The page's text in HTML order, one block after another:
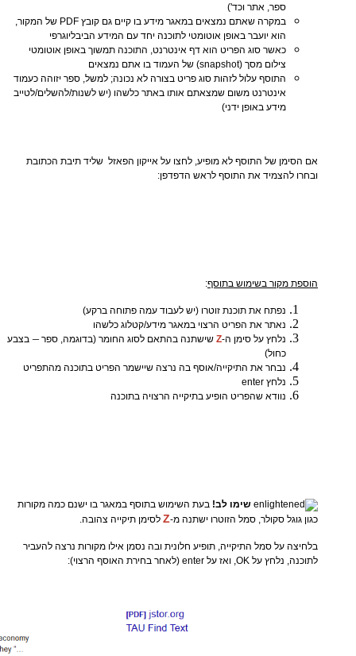
ספר, אתר וכד')
במקרה שאתם נמצאים במאגר מידע בו קיים גם קובץ PDF של המקור,
הוא יועבר באופן אוטומטי לתוכנה יחד עם המידע הביבליוגרפי
כאשר סוג הפריט הוא דף אינטרנט, התוכנה תמשוך באופן אוטומטי
צילום מסך (snapshot) של העמוד בו אתם נמצאים
התוסף עלול לזהות סוג פריט בצורה לא נכונה; למשל, ספר יזוהה כעמוד
אינטרנט משום שמצאתם אותו באתר כלשהו (יש לשנות/להשלים/לטייב
מידע באופן ידני)
אם הסימן של התוסף לא מופיע, לחצו על אייקון הפאזל שליד תיבת הכתובת
ובחרו להצמיד את התוסף לראש הדפדפן:
הוספת מקור בשימוש בתוסף:
נפתח את תוכנת זוטרו (יש לעבוד עמה פתוחה ברקע)
נאתר את הפריט הרצוי במאגר מידע/קטלוג כלשהו
נלחץ על סימן ה-Z שישתנה בהתאם לסוג החומר (בדוגמה, ספר – בצבע
כחול)
נבחר את התיקייה/אוסף בה נרצה שיישמר הפריט בתוכנה מהתפריט
נלחץ enter
נוודא שהפריט הופיע בתיקייה הרצויה בתוכנה
שימו לב! בעת השימוש בתוסף במאגר בו ישנם כמה מקורות
כגון גוגל סקולר, סמל הזוטרו ישתנה מ-Z לסימן תיקייה צהובה.
בלחיצה על סמל התיקייה, תופיע חלונית ובה נסמן אילו מקורות נרצה להעביר
לתוכנה, נלחץ על OK, ואז על enter (לאחר בחירת האוסף הרצוי):